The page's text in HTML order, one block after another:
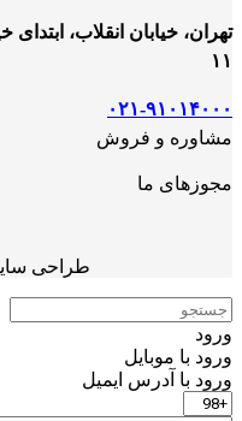
تهران، خیابان انقلاب،
۱۱
۰۲۱-۹۱۰۱۴۰۰۰
مشاوره و فروش
مجوزهای ما
طراحی
ورود
ورود با موبایل
ورود با ‫آدرس ایمیل